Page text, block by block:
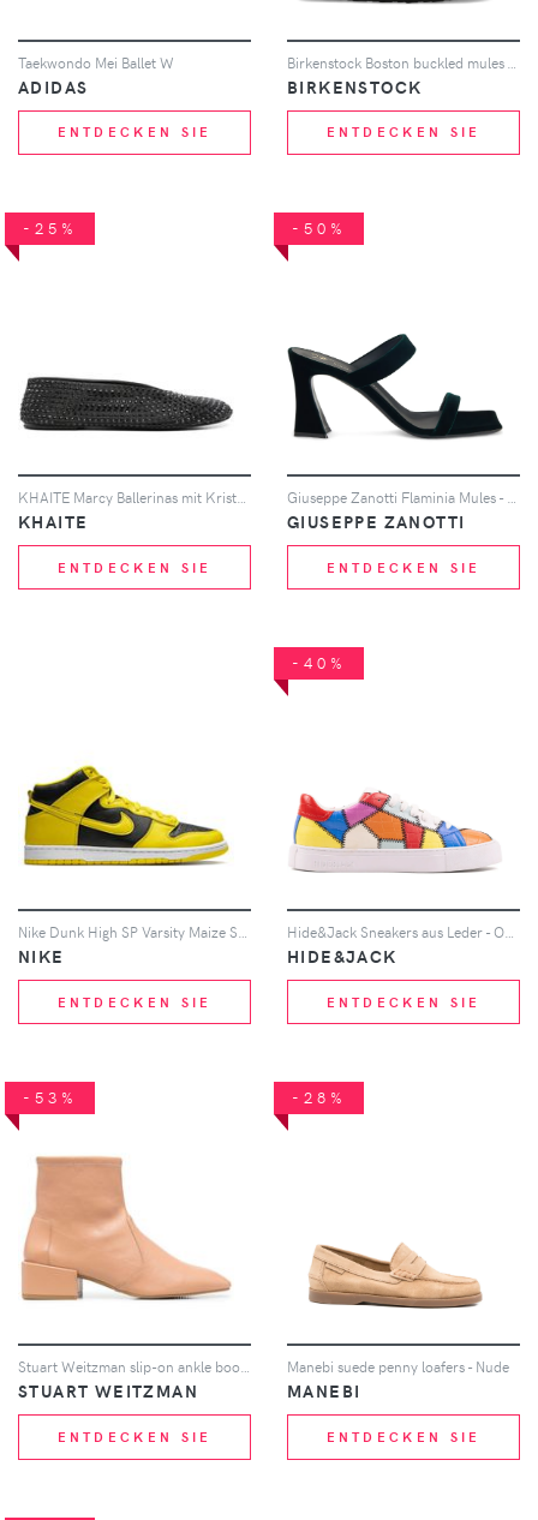
Taekwondo Mei Ballet W
ADIDAS
ENTDECKEN SIE
BIRKENSTOCK
ENTDECKEN SIE
-25%
KHAITE
ENTDECKEN SIE
-50%
GIUSEPPE ZANOTTI
ENTDECKEN SIE
NIKE
ENTDECKEN SIE
-40%
HIDE&JACK
ENTDECKEN SIE
-53%
Stuart Weitzman slip-on ankle boots - Nude
STUART WEITZMAN
ENTDECKEN SIE
-28%
Manebi suede penny loafers - Nude
MANEBI
ENTDECKEN SIE